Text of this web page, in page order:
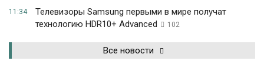
11:34
Телевизоры Samsung первыми в мире получат
технологию HDR10+ Advanced
102
Все новости